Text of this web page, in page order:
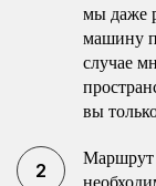
мы даже
машину
случае
вы
Маршрут